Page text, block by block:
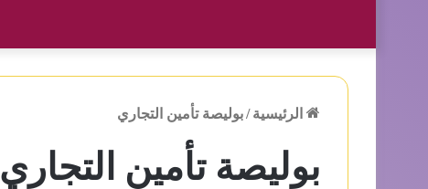
الرئيسية /بوليصة تأمين التجاري
بوليصة تأمين التجاري